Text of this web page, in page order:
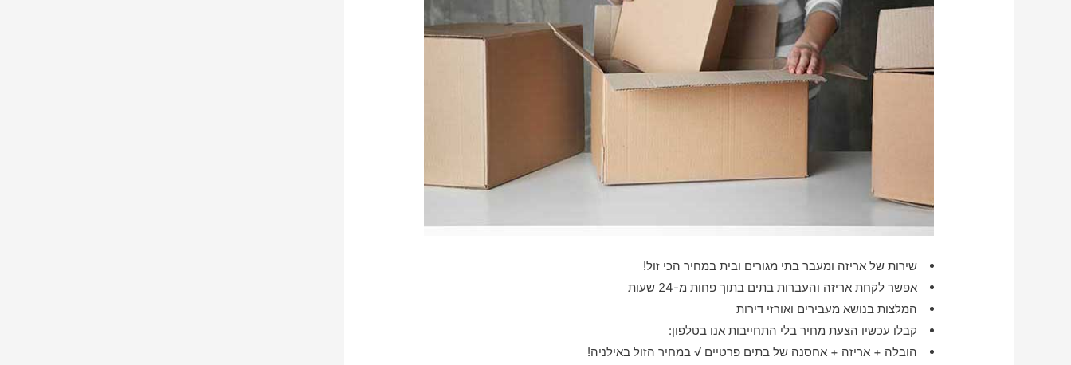
שירות של אריזה ומעבר בתי מגורים ובית במחיר הכי זול!
אפשר לקחת אריזה והעברות בתים בתוך פחות מ-24 שעות
המלצות בנושא מעבירים ואורזי דירות
קבלו עכשיו הצעת מחיר בלי התחייבות אנו בטלפון:
הובלה + אריזה + אחסנה של בתים פרטיים √ במחיר הזול באילניה!